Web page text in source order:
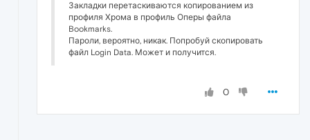
Закладки перетаскиваются копированием из
профиля Хрома в профиль Оперы файла
Bookmarks.
Пароли, вероятно, никак. Попробуй скопировать
файл Login Data. Может и получится.
0